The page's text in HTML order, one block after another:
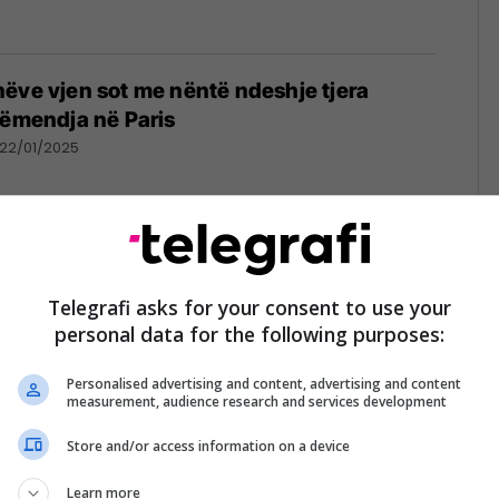
vjen sot me nëntë ndeshje tjera
në Paris
22/01/2025
vjen sot me nëntë ndeshje
në Dortmund dhe Torino
11/12/2024
e Kampionëve me nëntë ndeshje në
në Mynih
Telegrafi asks for your consent to use your
personal data for the following purposes:
Personalised advertising and content, advertising and content
measurement, audience research and services development
Store and/or access information on a device
Learn more